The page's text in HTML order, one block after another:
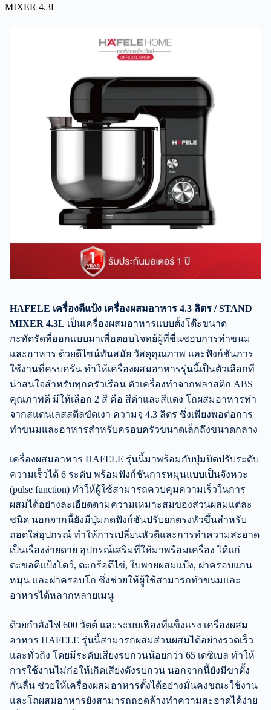
MIXER 4.3L
HAFELE เครื่องตีแป้ง เครื่องผสมอาหาร 4.3 ลิตร / STAND
MIXER 4.3L เป็นเครื่องผสมอาหารแบบตั้งโต๊ะขนาด
กะทัดรัดที่ออกแบบมาเพื่อตอบโจทย์ผู้ที่ชื่นชอบการทำขนม
และอาหาร ด้วยดีไซน์ทันสมัย วัสดุคุณภาพ และฟังก์ชันการ
ใช้งานที่ครบครัน ทำให้เครื่องผสมอาหารรุ่นนี้เป็นตัวเลือกที่
น่าสนใจสำหรับทุกครัวเรือน ตัวเครื่องทำจากพลาสติก ABS
คุณภาพดี มีให้เลือก 2 สี คือ สีดำและสีแดง โถผสมอาหารทำ
จากสแตนเลสสตีลขัดเงา ความจุ 4.3 ลิตร ซึ่งเพียงพอต่อการ
ทำขนมและอาหารสำหรับครอบครัวขนาดเล็กถึงขนาดกลาง
เครื่องผสมอาหาร HAFELE รุ่นนี้มาพร้อมกับปุ่มบิดปรับระดับ
ความเร็วได้ 6 ระดับ พร้อมฟังก์ชันการหมุนแบบเป็นจังหวะ
(pulse function) ทำให้ผู้ใช้สามารถควบคุมความเร็วในการ
ผสมได้อย่างละเอียดตามความเหมาะสมของส่วนผสมแต่ละ
ชนิด นอกจากนี้ยังมีปุ่มกดฟังก์ชันปรับยกตรงหัวขึ้นสำหรับ
ถอดใส่อุปกรณ์ ทำให้การเปลี่ยนหัวตีและการทำความสะอาด
เป็นเรื่องง่ายดาย อุปกรณ์เสริมที่ให้มาพร้อมเครื่อง ได้แก่
ตะขอตีแป้งโดว์, ตะกร้อตีไข่, ใบพายผสมแป้ง, ฝาครอบแกน
หมุน และฝาครอบโถ ซึ่งช่วยให้ผู้ใช้สามารถทำขนมและ
อาหารได้หลากหลายเมนู
ด้วยกำลังไฟ 600 วัตต์ และระบบเฟืองที่แข็งแรง เครื่องผสม
อาหาร HAFELE รุ่นนี้สามารถผสมส่วนผสมได้อย่างรวดเร็ว
และทั่วถึง โดยมีระดับเสียงรบกวนน้อยกว่า 65 เดซิเบล ทำให้
การใช้งานไม่ก่อให้เกิดเสียงดังรบกวน นอกจากนี้ยังมีขาตั้ง
กันลื่น ช่วยให้เครื่องผสมอาหารตั้งได้อย่างมั่นคงขณะใช้งาน
และโถผสมอาหารยังสามารถถอดล้างทำความสะอาดได้ง่าย